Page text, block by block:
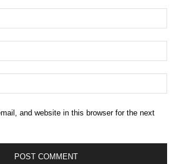
and website in this browser for the next